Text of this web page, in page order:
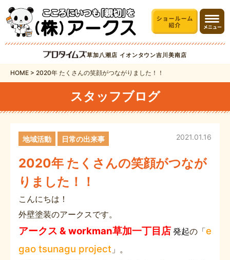
草加八潮店 イオンタウン吉川美南店
HOME > 2020年 たくさんの笑顔がつながりました！！
スタッフブログ
2020年 たくさんの笑顔がつなが
りました！！
2021.01.16
地域活動 日常の出来事
こんにちは！
外壁塗装のアークスです。
アークス & workman草加一丁目店 発起の「e
gao tsunagu project 」。